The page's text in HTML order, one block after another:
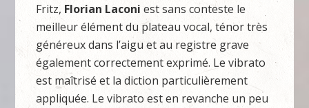
Fritz, Florian Laconi est sans conteste le
meilleur élément du plateau vocal, ténor très
généreux dans l’aigu et au registre grave
également correctement exprimé. Le vibrato
est maîtrisé et la diction particulièrement
appliquée. Le vibrato est en revanche un peu